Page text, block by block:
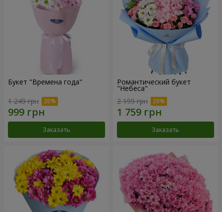
Букет "Времена года"
1 249 грн
Заказать
Романтический букет
"Небеса"
2 199 грн
Заказать